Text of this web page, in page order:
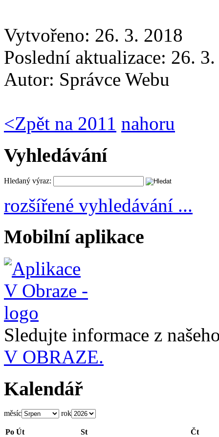
Vytvořeno: 26. 3. 2018
Poslední aktualizace: 26.
Autor: Správce Webu
<Zpět na 2011 nahoru
Vyhledávání
Hledaný výraz:
rozšířené vyhledávání ...
Mobilní aplikace
Sledujte informace z
V OBRAZE.
Kalendář
měsíc rok
Po Út St
Čt